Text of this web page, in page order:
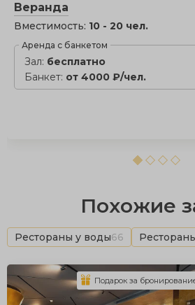
Веранда
Вместимость: 10 - 20 чел.
Аренда с банкетом
Зал: бесплатно
Банкет: от 4000 ₽/чел.
Похожие
Рестораны у воды66
Подарок за